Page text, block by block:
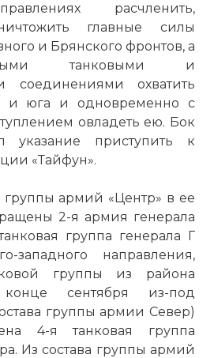
расчленить,
главные силы
и Брянского фронтов, а
танковыми и
соединениями охватить
и юга и одновременно с
овладеть ею. Бок
указание приступить к
«Тайфун».
армий «Центр» в ее
2-я армия генерала
группа генерала Г
западного направления,
группы из района
сентября из-под
группы армии Север)
4-я танковая группа
Из состава группы армий